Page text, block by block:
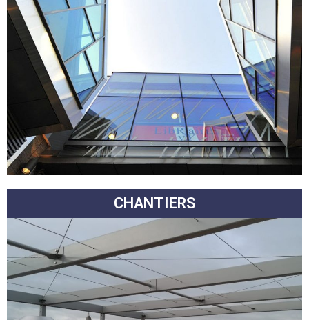
CHANTIERS